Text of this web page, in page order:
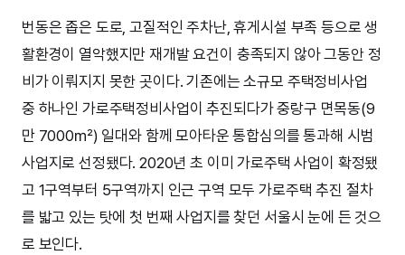
번동은 좁은 도로, 고질적인 주차난, 휴게시설 부족 등으로 생
활환경이 열악했지만 재개발 요건이 충족되지 않아 그동안 정
비가 이뤄지지 못한 곳이다. 기존에는 소규모 주택정비사업
중 하나인 가로주택정비사업이 추진되다가 중랑구 면목동(9
만 7000㎡) 일대와 함께 모아타운 통합심의를 통과해 시범
사업지로 선정됐다. 2020년 초 이미 가로주택 사업이 확정됐
고 1구역부터 5구역까지 인근 구역 모두 가로주택 추진 절차
를 밟고 있는 탓에 첫 번째 사업지를 찾던 서울시 눈에 든 것으
로 보인다.